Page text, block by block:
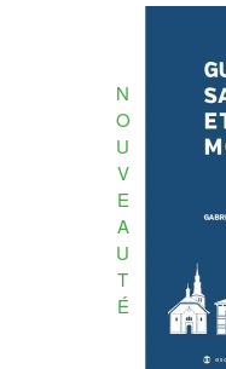
N
O
U
V
E
A
U
T
É